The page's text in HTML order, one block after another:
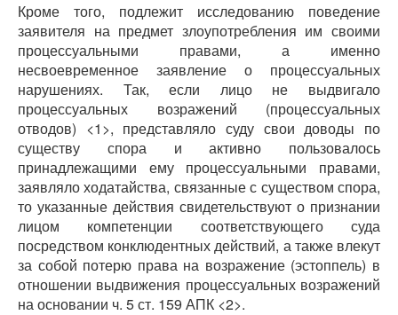
Кроме того, подлежит исследованию поведение
заявителя на предмет злоупотребления им своими
процессуальными правами, а именно
несвоевременное заявление о процессуальных
нарушениях. Так, если лицо не выдвигало
процессуальных возражений (процессуальных
отводов) <1>, представляло суду свои доводы по
существу спора и активно пользовалось
принадлежащими ему процессуальными правами,
заявляло ходатайства, связанные с существом спора,
то указанные действия свидетельствуют о признании
лицом компетенции соответствующего суда
посредством конклюдентных действий, а также влекут
за собой потерю права на возражение (эстоппель) в
отношении выдвижения процессуальных возражений
на основании ч. 5 ст. 159 АПК <2>.